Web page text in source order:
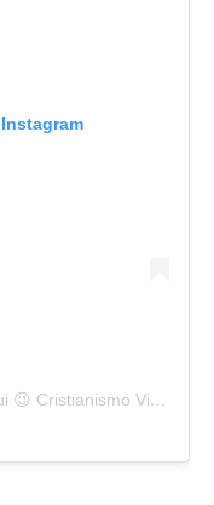
Una publicación compartida por Guilui 😉 Cristianismo Viral (@guiluiviral)